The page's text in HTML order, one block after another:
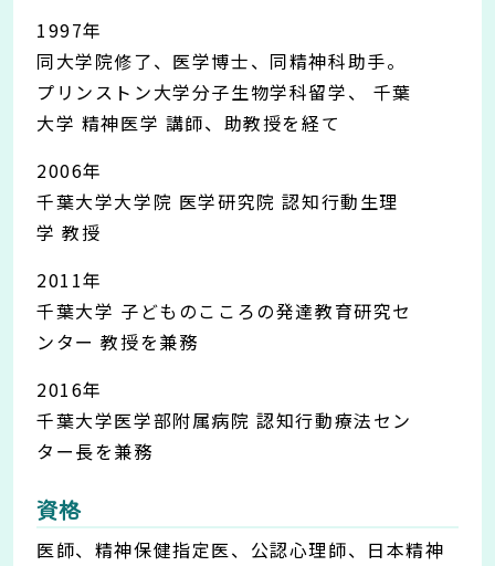
1997年
同大学院修了、医学博士、同精神科助手。
プリンストン大学分子生物学科留学、 千葉
大学 精神医学 講師、助教授を経て
2006年
千葉大学大学院 医学研究院 認知行動生理
学 教授
2011年
千葉大学 子どものこころの発達教育研究セ
ンター 教授を兼務
2016年
千葉大学医学部附属病院 認知行動療法セン
ター長を兼務
資格
医師、精神保健指定医、公認心理師、日本精神